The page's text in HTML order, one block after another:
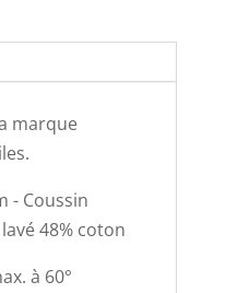
marque
- Coussin
48% coton
à 60°